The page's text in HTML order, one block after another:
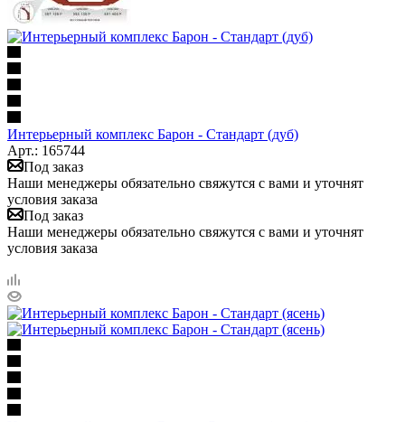
Интерьерный комплекс Барон - Стандарт (дуб)
Арт.: 165744
Под заказ
Наши менеджеры обязательно свяжутся с вами и уточнят
условия заказа
Под заказ
Наши менеджеры обязательно свяжутся с вами и уточнят
условия заказа